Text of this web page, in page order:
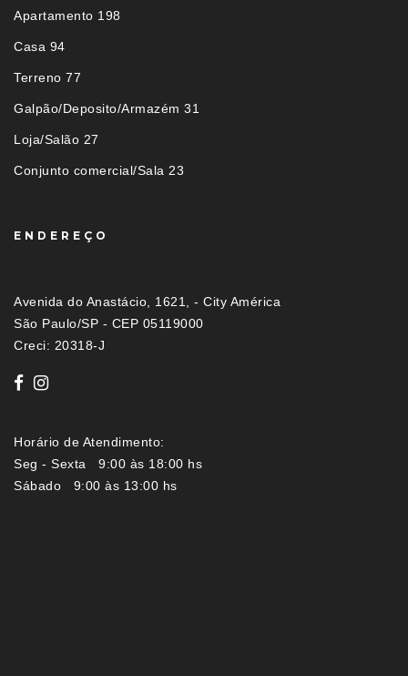
Apartamento 198
Casa 94
Terreno 77
Galpão/Deposito/Armazém 31
Loja/Salão 27
Conjunto comercial/Sala 23
ENDEREÇO
Avenida do Anastácio, 1621, - City América
São Paulo/SP - CEP 05119000
Creci: 20318-J
Horário de Atendimento:
Seg - Sexta 9:00 às 18:00 hs
Sábado 9:00 às 13:00 hs